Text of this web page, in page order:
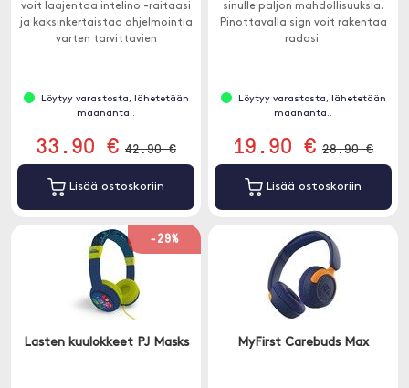
voit laajentaa intelino -raitaasi
ja kaksinkertaistaa ohjelmointia
varten tarvittavien
Löytyy varastosta, lähetetään
maananta..
33.90 € 42.90 €
Lisää ostoskoriin
sinulle paljon mahdollisuuksia.
Pinottavalla sign voit rakentaa
radasi.
Löytyy varastosta, lähetetään
maananta..
19.90 € 28.90 €
Lisää ostoskoriin
-29%
Lasten kuulokkeet PJ Masks MyFirst Carebuds Max